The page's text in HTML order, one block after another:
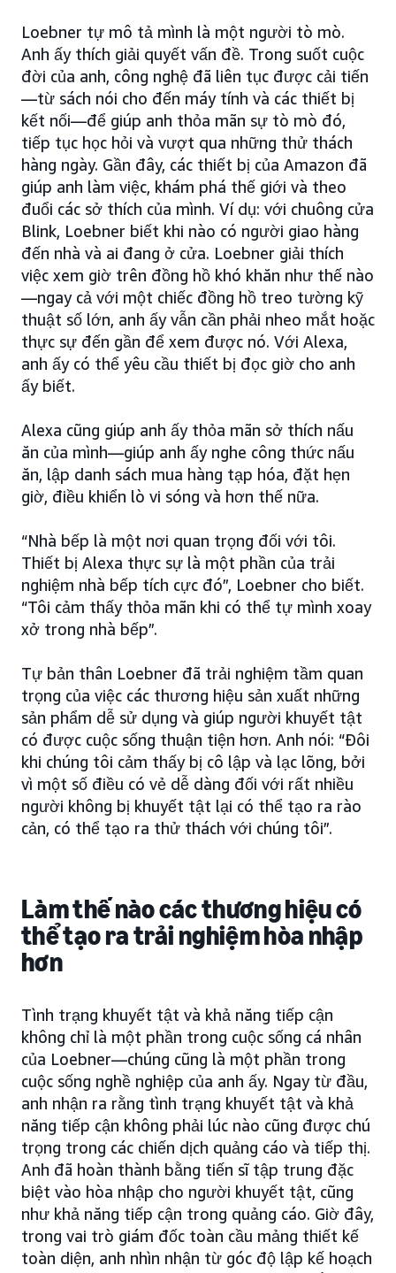
Loebner tự mô tả mình là một người tò mò.
Anh ấy thích giải quyết vấn đề. Trong suốt cuộc
đời của anh, công nghệ đã liên tục được cải tiến
—từ sách nói cho đến máy tính và các thiết bị
kết nối—để giúp anh thỏa mãn sự tò mò đó,
tiếp tục học hỏi và vượt qua những thử thách
hàng ngày. Gần đây, các thiết bị của Amazon đã
giúp anh làm việc, khám phá thế giới và theo
đuổi các sở thích của mình. Ví dụ: với chuông cửa
Blink, Loebner biết khi nào có người giao hàng
đến nhà và ai đang ở cửa. Loebner giải thích
việc xem giờ trên đồng hồ khó khăn như thế nào
—ngay cả với một chiếc đồng hồ treo tường kỹ
thuật số lớn, anh ấy vẫn cần phải nheo mắt hoặc
thực sự đến gần để xem được nó. Với Alexa,
anh ấy có thể yêu cầu thiết bị đọc giờ cho anh
ấy biết.
Alexa cũng giúp anh ấy thỏa mãn sở thích nấu
ăn của mình—giúp anh ấy nghe công thức nấu
ăn, lập danh sách mua hàng tạp hóa, đặt hẹn
giờ, điều khiển lò vi sóng và hơn thế nữa.
“Nhà bếp là một nơi quan trọng đối với tôi.
Thiết bị Alexa thực sự là một phần của trải
nghiệm nhà bếp tích cực đó”, Loebner cho biết.
“Tôi cảm thấy thỏa mãn khi có thể tự mình xoay
xở trong nhà bếp”.
Tự bản thân Loebner đã trải nghiệm tầm quan
trọng của việc các thương hiệu sản xuất những
sản phẩm dễ sử dụng và giúp người khuyết tật
có được cuộc sống thuận tiện hơn. Anh nói: “Đôi
khi chúng tôi cảm thấy bị cô lập và lạc lõng, bởi
vì một số điều có vẻ dễ dàng đối với rất nhiều
người không bị khuyết tật lại có thể tạo ra rào
cản, có thể tạo ra thử thách với chúng tôi”.
Làm thế nào các thương hiệu có
thể tạo ra trải nghiệm hòa nhập
hơn
Tình trạng khuyết tật và khả năng tiếp cận
không chỉ là một phần trong cuộc sống cá nhân
của Loebner—chúng cũng là một phần trong
cuộc sống nghề nghiệp của anh ấy. Ngay từ đầu,
anh nhận ra rằng tình trạng khuyết tật và khả
năng tiếp cận không phải lúc nào cũng được chú
trọng trong các chiến dịch quảng cáo và tiếp thị.
Anh đã hoàn thành bằng tiến sĩ tập trung đặc
biệt vào hòa nhập cho người khuyết tật, cũng
như khả năng tiếp cận trong quảng cáo. Giờ đây,
trong vai trò giám đốc toàn cầu mảng thiết kế
toàn diện, anh nhìn nhận từ góc độ lập kế hoạch